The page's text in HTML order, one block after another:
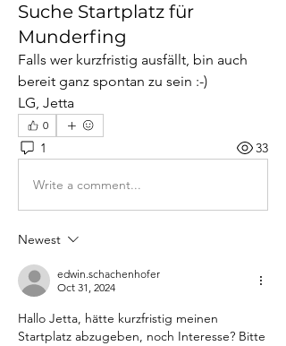
Suche Startplatz für
Munderfing
Falls wer kurzfristig ausfällt, bin auch
bereit ganz spontan zu sein :-)
LG, Jetta
0
1 33
Write a comment...
Newest
edwin.schachenhofer
Oct 31, 2024
Hallo Jetta, hätte kurzfristig meinen
Startplatz abzugeben, noch Interesse? Bitte